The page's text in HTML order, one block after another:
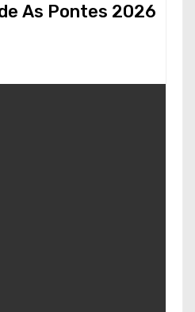
As Pontes 2026